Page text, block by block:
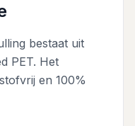
bestaat uit
PET. Het
en 100%